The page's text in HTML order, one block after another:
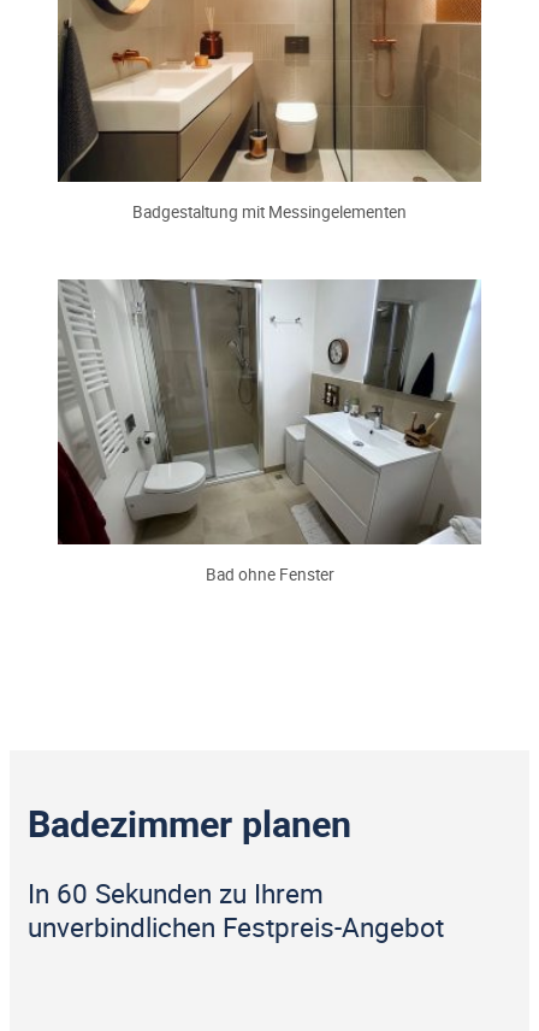
Badgestaltung mit Messingelementen
Bad ohne Fenster
Badezimmer planen
In 60 Sekunden zu Ihrem
unverbindlichen Festpreis-Angebot